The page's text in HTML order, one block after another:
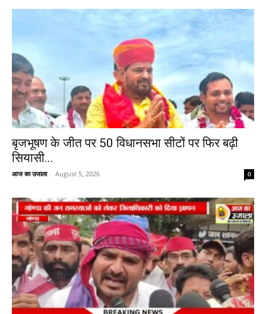
बृजभूषण के जीत पर 50 विधानसभा सीटों पर फिर बढ़ी
सियासी...
आज का उजाला - August 5, 2026 0